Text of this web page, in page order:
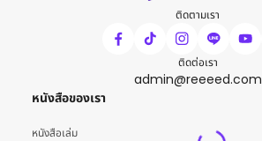
ติดตามเรา
ติดต่อเรา
admin@reeeed.com
หนังสือของเรา
หนังสือเล่ม